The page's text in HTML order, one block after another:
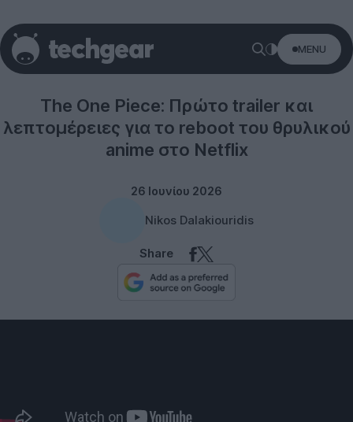
MENU
Entertainment
The One Piece: Πρώτο trailer και
λεπτομέρειες για το reboot του θρυλικού
anime στο Netflix
26 Ιουνίου 2026
Nikos Dalakiouridis
Share